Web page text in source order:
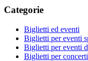
Categorie
Biglietti ed eventi
Biglietti per eventi
Biglietti per eventi
Biglietti per